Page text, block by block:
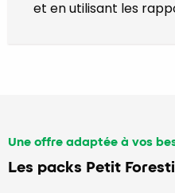
et en utilisant les
Une offre adaptée à vos
Les packs Petit